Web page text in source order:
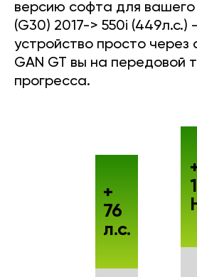
версию софта для вашего
(G30) 2017-> 550i (449л.с.)
устройство просто
GAN GT вы на передовой
прогресса.
+
76
л.с.